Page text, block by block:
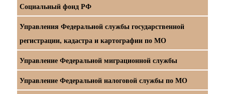
Социальный фонд РФ
Управления Федеральной службы государственной
регистрации, кадастра и картографии по МО
Управление Федеральной миграционной службы
Управление Федеральной налоговой службы по МО